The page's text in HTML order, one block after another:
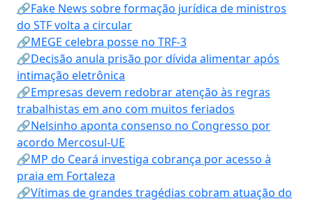
🔗Fake News sobre formação jurídica de ministros
do STF volta a circular
🔗MEGE celebra posse no TRF-3
🔗Decisão anula prisão por dívida alimentar após
intimação eletrônica
🔗Empresas devem redobrar atenção às regras
trabalhistas em ano com muitos feriados
🔗Nelsinho aponta consenso no Congresso por
acordo Mercosul-UE
🔗MP do Ceará investiga cobrança por acesso à
praia em Fortaleza
🔗Vítimas de grandes tragédias cobram atuação do